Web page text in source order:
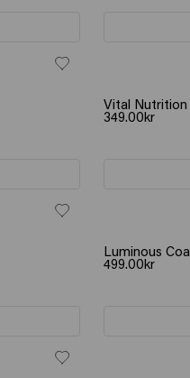
Vital Nutrition
349.00kr
Luminous
499.00kr